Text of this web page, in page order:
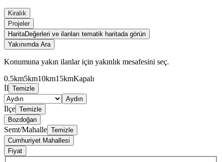
Kiralık
Projeler
HaritaDeğerleri ve ilanları tematik haritada görün
Yakınımda Ara
Konumuna yakın ilanlar için yakınlık mesafesini seç.
0.5km5km10km15kmKapalı
İl Temizle
Aydın
İlçe Temizle
Bozdoğan
Semt/Mahalle Temizle
Cumhuriyet Mahallesi
Fiyat